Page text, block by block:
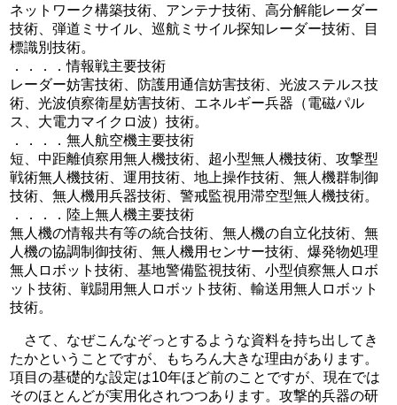
ネットワーク構築技術、アンテナ技術、高分解能レーダー
技術、弾道ミサイル、巡航ミサイル探知レーダー技術、目
標識別技術。
．．．．情報戦主要技術
レーダー妨害技術、防護用通信妨害技術、光波ステルス技
術、光波偵察衛星妨害技術、エネルギー兵器（電磁パル
ス、大電力マイクロ波）技術。
．．．．無人航空機主要技術
短、中距離偵察用無人機技術、超小型無人機技術、攻撃型
戦術無人機技術、運用技術、地上操作技術、無人機群制御
技術、無人機用兵器技術、警戒監視用滞空型無人機技術。
．．．．陸上無人機主要技術
無人機の情報共有等の統合技術、無人機の自立化技術、無
人機の協調制御技術、無人機用センサー技術、爆発物処理
無人ロボット技術、基地警備監視技術、小型偵察無人ロボ
ット技術、戦闘用無人ロボット技術、輸送用無人ロボット
技術。
さて、なぜこんなぞっとするような資料を持ち出してき
たかということですが、もちろん大きな理由があります。
項目の基礎的な設定は10年ほど前のことですが、現在では
そのほとんどが実用化されつつあります。攻撃的兵器の研